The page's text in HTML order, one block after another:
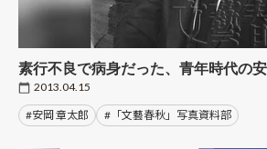
素行不良で病身だった、青年時代の
2013.04.15
#安岡 章太郎 #「文藝春秋」写真資料部